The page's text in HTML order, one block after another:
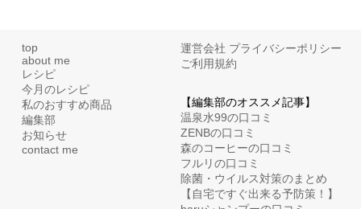
top
about me
レシピ
今月のレシピ
私のおすすめ商品
編集部
お知らせ
contact me
運営会社 プライバシーポリシー
ご利用規約
【編集部のオススメ記事】
温泉水99の口コミ
ZENBの口コミ
森のコーヒーの口コミ
フルリの口コミ
除菌・ウイルス対策のまとめ
【自宅ですぐ出来る予防策！】